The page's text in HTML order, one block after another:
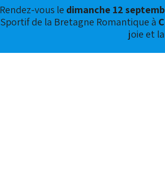
Rendez-vous le dimanche 12
Sportif de la Bretagne Romantique à
joie et